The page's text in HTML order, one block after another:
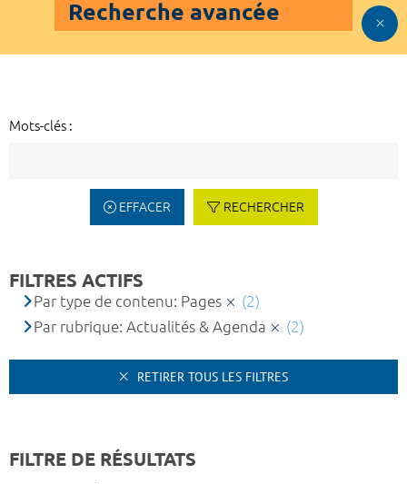
Recherche avancée
Mots-clés :
EFFACER RECHERCHER
FILTRES ACTIFS
Par type de contenu: Pages
(2)
Par rubrique: Actualités & Agenda
(2)
RETIRER TOUS LES FILTRES
FILTRE DE RÉSULTATS